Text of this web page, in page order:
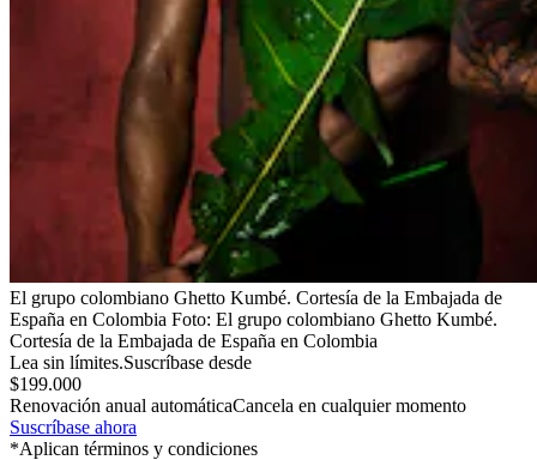
El grupo colombiano Ghetto Kumbé. Cortesía de la Embajada de
España en Colombia Foto: El grupo colombiano Ghetto Kumbé.
Cortesía de la Embajada de España en Colombia
Lea sin límites.Suscríbase desde
$199.000
Renovación anual automáticaCancela en cualquier momento
Suscríbase ahora
*Aplican términos y condiciones